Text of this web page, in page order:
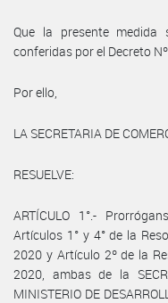
Que la presente
conferidas por el Decreto
Por ello,
LA SECRETARIA DE
RESUELVE:
ARTÍCULO 1°.-
Artículos 1° y 4° de la
2020 y Artículo 2º de la
2020, ambas de la
MINISTERIO DE